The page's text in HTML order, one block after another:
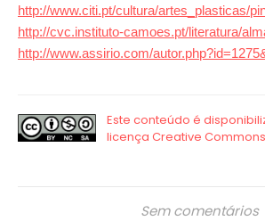
http://www.citi.pt/cultura/artes_plasticas/
http://cvc.instituto-camoes.pt/literatura/
http://www.assirio.com/
Sem comentários